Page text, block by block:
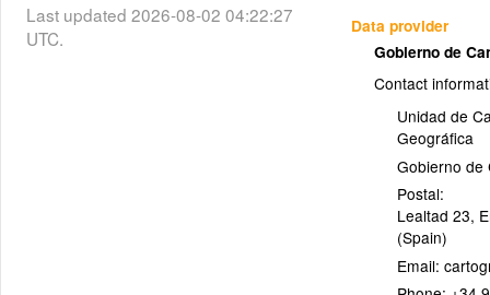
Data provider
Gobierno de
Contact
Unidad de
Geográfica
Gobierno de
Postal:
Lealtad 23,
(Spain)
Email:
Last updated 2026-08-02 04:22:27
UTC.